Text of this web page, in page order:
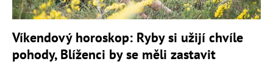
Víkendový horoskop: Ryby si užijí chvíle
pohody, Blíženci by se měli zastavit